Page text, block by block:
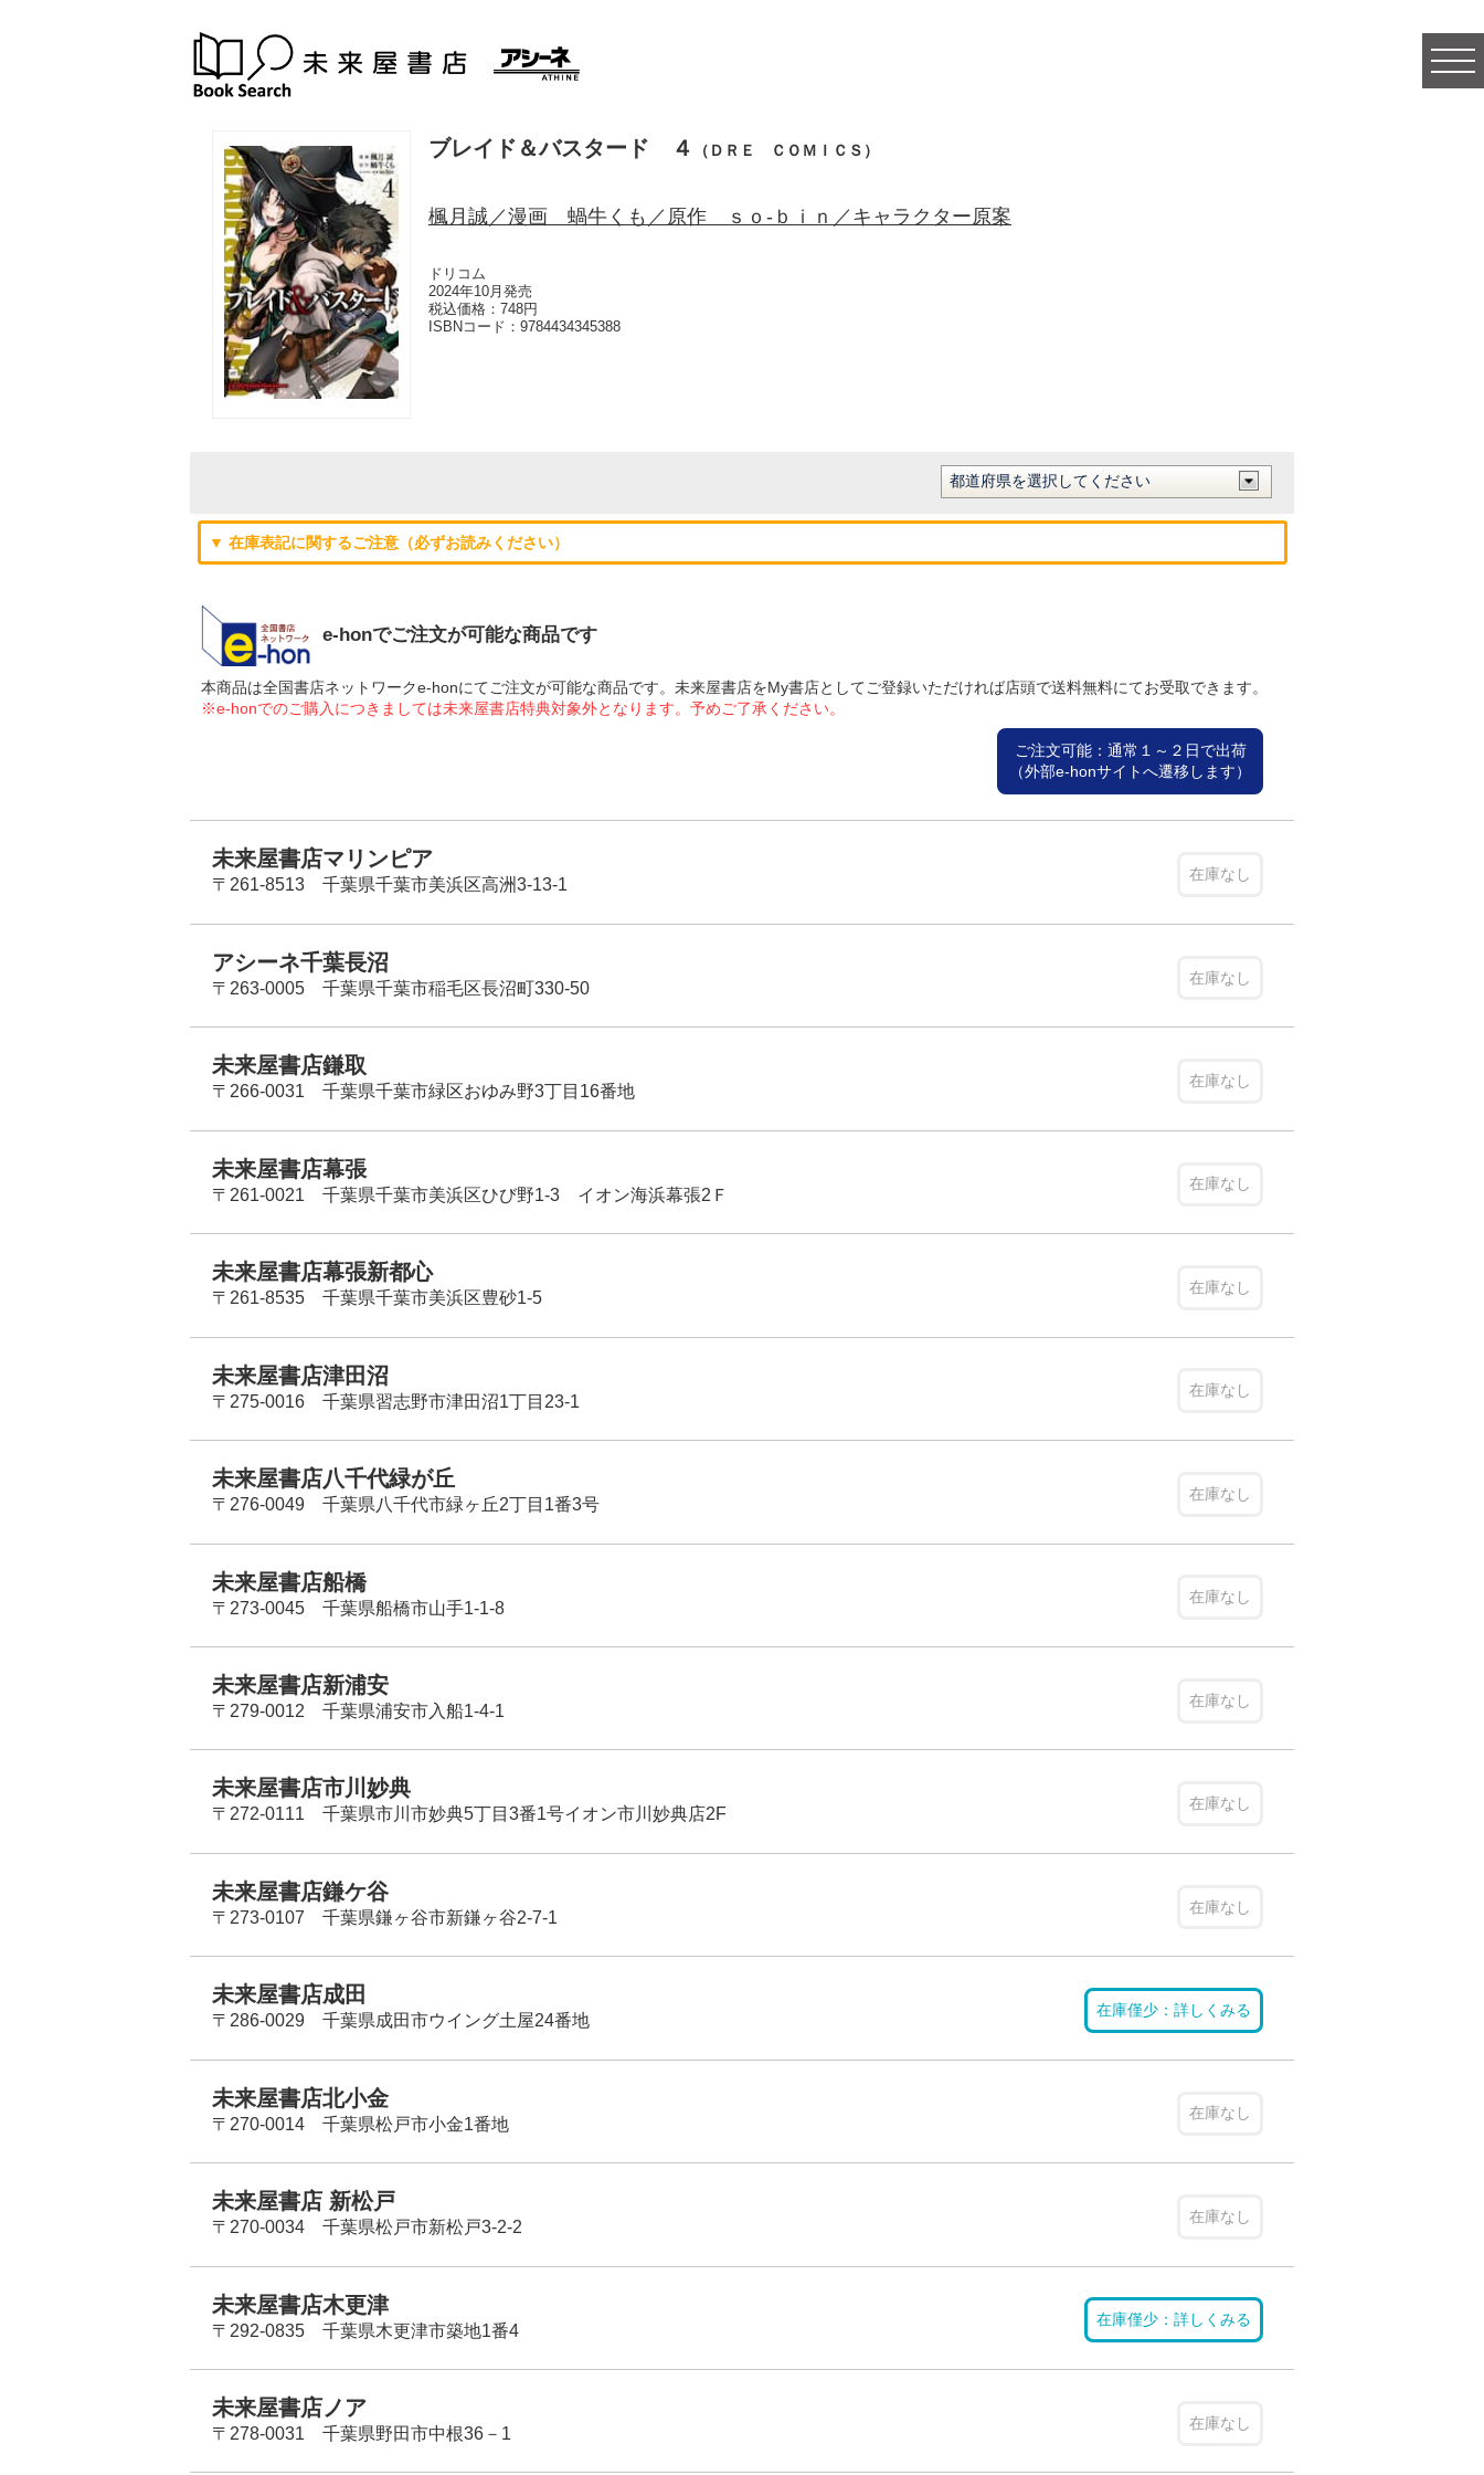
ブレイド＆バスタード ４ （ＤＲＥ ＣＯＭＩＣＳ）
楓月誠／漫画 蝸牛くも／原作 ｓｏ‐ｂｉｎ／キャラクター原案
ドリコム
2024年10月発売
税込価格：748円
ISBNコード： 9784434345388
▼ 在庫表記に関するご注意（必ずお読みください）
e-honでご注文が可能な商品です
本商品は全国書店ネットワークe-honにてご注文が可能な商品です。未来屋書店をMy書店としてご登録いただければ店頭で送料無料にてお受取できます。
※e-honでのご購入につきましては未来屋書店特典対象外となります。予めご了承ください。
ご注文可能：通常１～２日で出荷
（外部e-honサイトへ遷移します）
未来屋書店マリンピア
〒261-8513 千葉県千葉市美浜区高洲3-13-1
在庫なし
アシーネ千葉長沼
〒263-0005 千葉県千葉市稲毛区長沼町330-50
在庫なし
未来屋書店鎌取
〒266-0031 千葉県千葉市緑区おゆみ野3丁目16番地
在庫なし
未来屋書店幕張
〒261-0021 千葉県千葉市美浜区ひび野1-3 イオン海浜幕張2Ｆ
在庫なし
未来屋書店幕張新都心
〒261-8535 千葉県千葉市美浜区豊砂1-5
在庫なし
未来屋書店津田沼
〒275-0016 千葉県習志野市津田沼1丁目23-1
在庫なし
未来屋書店八千代緑が丘
〒276-0049 千葉県八千代市緑ヶ丘2丁目1番3号
在庫なし
未来屋書店船橋
〒273-0045 千葉県船橋市山手1-1-8
在庫なし
未来屋書店新浦安
〒279-0012 千葉県浦安市入船1-4-1
在庫なし
未来屋書店市川妙典
〒272-0111 千葉県市川市妙典5丁目3番1号イオン市川妙典店2F
在庫なし
未来屋書店鎌ケ谷
〒273-0107 千葉県鎌ヶ谷市新鎌ヶ谷2-7-1
在庫なし
未来屋書店成田
〒286-0029 千葉県成田市ウイング土屋24番地
在庫僅少：詳しくみる
未来屋書店北小金
〒270-0014 千葉県松戸市小金1番地
在庫なし
未来屋書店 新松戸
〒270-0034 千葉県松戸市新松戸3-2-2
在庫なし
未来屋書店木更津
〒292-0835 千葉県木更津市築地1番4
在庫僅少：詳しくみる
未来屋書店ノア
〒278-0031 千葉県野田市中根36－1
在庫なし